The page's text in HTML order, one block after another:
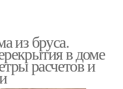
из бруса.
в доме
расчетов и